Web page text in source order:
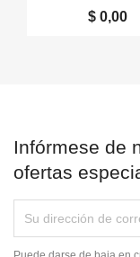
$ 0,00
Infórmese de
ofertas